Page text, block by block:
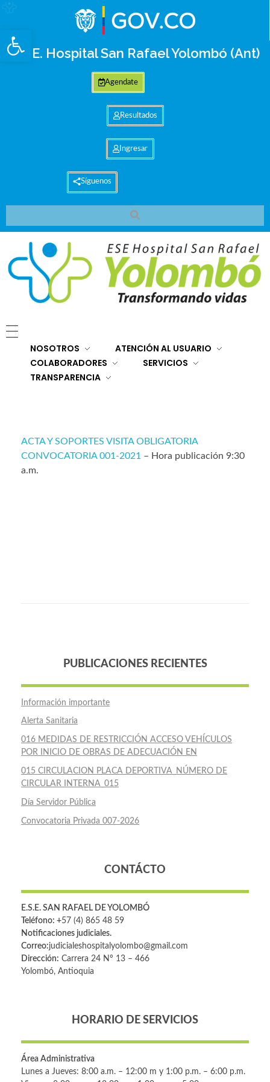
Abrir barra de herramientas
E.S.E. Hospital San Rafael Yolombó (Ant)
Agendate
Resultados
Ingresar
Síguenos
NOSOTROS
ATENCIÓN AL USUARIO
COLABORADORES
SERVICIOS
TRANSPARENCIA
ACTA Y SOPORTES VISITA OBLIGATORIA
CONVOCATORIA 001-2021 – Hora publicación 9:30
a.m.
PUBLICACIONES RECIENTES
Información importante
Alerta Sanitaria
016 MEDIDAS DE RESTRICCIÓN ACCESO VEHÍCULOS
POR INICIO DE OBRAS DE ADECUACIÓN EN
015 CIRCULACION PLACA DEPORTIVA_NÚMERO DE
CIRCULAR INTERNA_015
Día Servidor Pública
Convocatoria Privada 007-2026
CONTÁCTO
E.S.E. SAN RAFAEL DE YOLOMBÓ
Teléfono: +57 (4) 865 48 59
Notificaciones judiciales.
Correo:judicialeshospitalyolombo@gmail.com
Dirección: Carrera 24 Nº 13 – 466
Yolombó, Antioquia
HORARIO DE SERVICIOS
Área Administrativa
Lunes a Jueves: 8:00 a.m. – 12:00 m y 1:00 p.m. – 6:00 p.m.